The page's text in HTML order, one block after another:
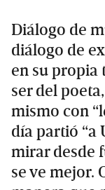
Diálogo de
diálogo de
en su propia
ser del
mismo con
día partió “a
mirar desde
se ve mejor.